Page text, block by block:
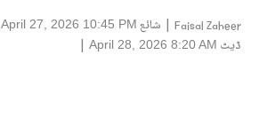
Faisal Zaheer
| شائع April 27, 2026 10:45 PM
ڈیٹ April 28, 2026 8:20 AM
|